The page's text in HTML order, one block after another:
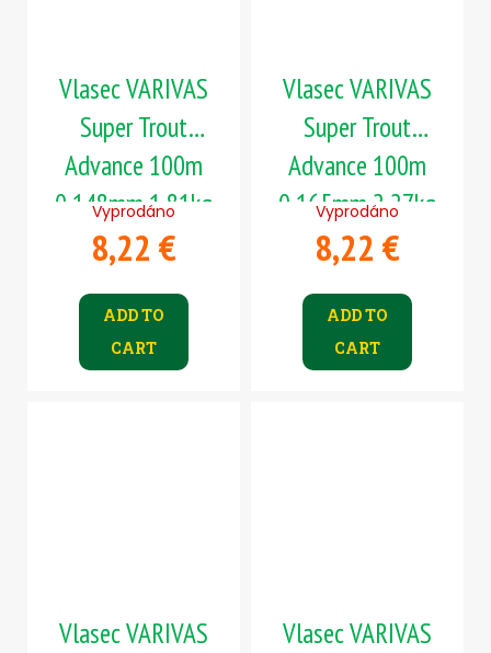
Vlasec VARIVAS
Super Trout
Advance 100m
0,148mm 1,81kg
Vyprodáno
8,22 €
ADD TO
CART
Vlasec VARIVAS
Super Trout
Advance 100m
0,165mm 2,27kg
Vyprodáno
8,22 €
ADD TO
CART
Vlasec VARIVAS
Vlasec VARIVAS